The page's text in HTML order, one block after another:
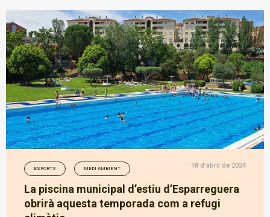
ESPORTS MEDI AMBIENT 18 d’abril de 2024
La piscina municipal d’estiu d’Esparreguera
obrirà aquesta temporada com a refugi